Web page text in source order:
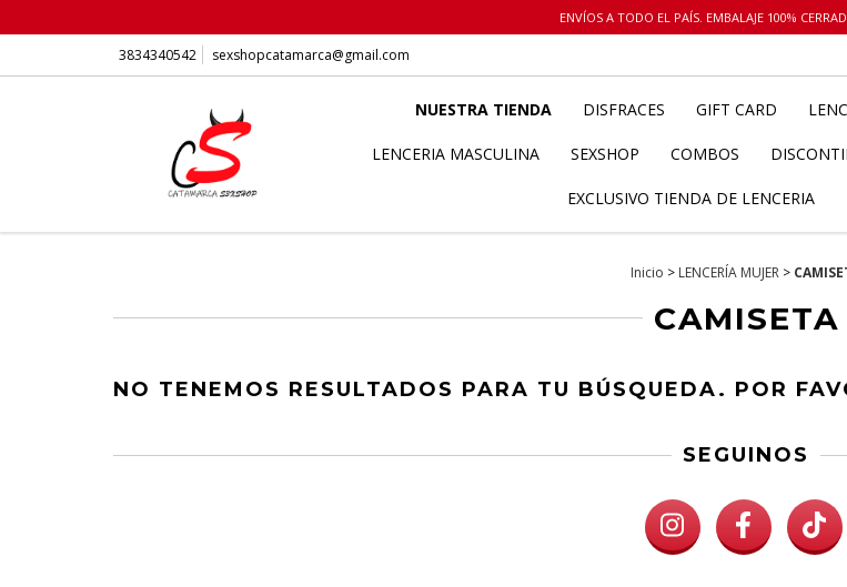
ENVÍOS A TODO EL PAÍS. EMBALAJE 100%
3834340542 sexshopcatamarca@gmail.com
NUESTRA TIENDA DISFRACES GIFT CARD
LENCERIA MASCULINA SEXSHOP COMBOS
EXCLUSIVO TIENDA DE LENCERIA
Inicio > LENCERÍA MUJER >
CAMISETA
NO TENEMOS RESULTADOS PARA TU BÚSQUEDA. POR
SEGUINOS